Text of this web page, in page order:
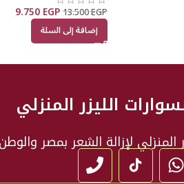
13.500EGP
9.750EGP
إضافة إلى السلة
الليزر المنزلي
لإزالة الشعر بمصر